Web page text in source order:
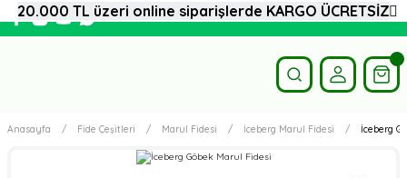
Anasayfa Fide Çeşitleri Marul Fidesi İceberg Marul Fidesi İceberg
20.000 TL üzeri online siparişlerde KARGO ÜCRETSİZ